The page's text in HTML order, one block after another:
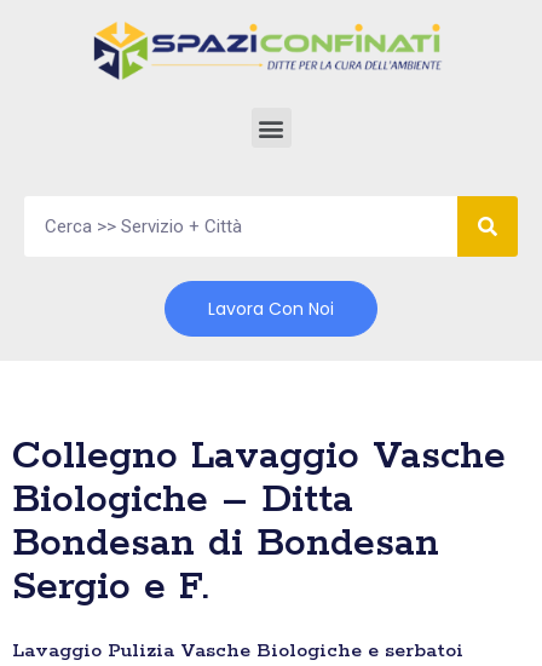
Lavora Con Noi
Collegno Lavaggio Vasche
Biologiche – Ditta
Bondesan di Bondesan
Sergio e F.
Lavaggio Pulizia Vasche Biologiche e serbatoi